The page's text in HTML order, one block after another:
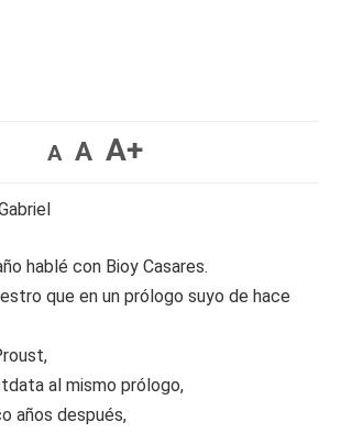
A A A+
hablé con Bioy Casares.
que en un prólogo suyo de hace
al mismo prólogo,
años después,